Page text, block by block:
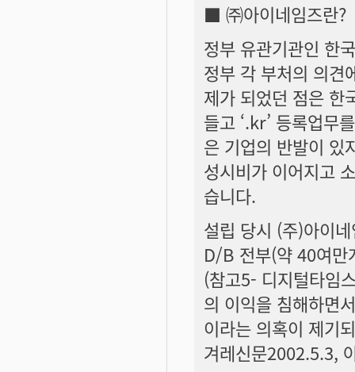
■ ㈜아이네임즈란?
정부 유관기관인 한
정부 각 부처의 의견
제가 되었던 점은 한
들고 ‘.kr’ 등록업무
은 기업의 반발이 있
성시비가 이어지고
습니다.
설립 당시 (주)아이
D/B 전부(약 40여만
(참고5- 디지털타임
의 이익을 침해하면
이라는 의혹이 제기
겨레신문2002.5.3,